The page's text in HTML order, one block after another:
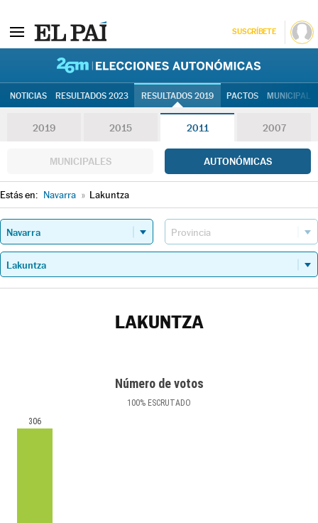
SUSCRÍBETE
NOTICIAS RESULTADOS 2023 RESULTADOS 2019 PACTOS
2019 2015 2011 2007
MUNICIPALES AUTONÓMICAS
Estás en: Navarra » Lakuntza
LAKUNTZA
Número de votos
100% ESCRUTADO
306